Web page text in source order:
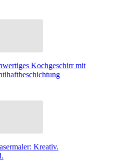
Kochgeschirr mit
Kreativ.